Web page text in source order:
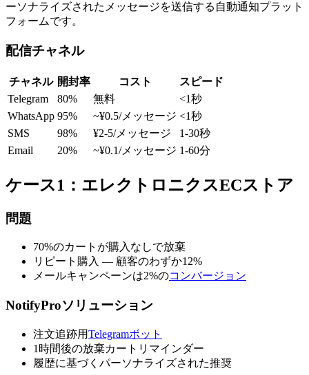
ーソナライズされたメッセージを送信する自動通知プラット
フォームです。
配信チャネル
チャネル 開封率 コスト
スピード
Telegram
80% 無料
<1秒
WhatsApp 95% ~¥0.5/メッセージ <1秒
SMS
98% ¥2-5/メッセージ
1-30秒
Email
20% ~¥0.1/メッセージ 1-60分
ケース1：エレクトロニクスECストア
問題
70%のカートが購入なしで放棄
リピート購入 — 顧客のわずか12%
メールキャンペーンは2%のコンバージョン
NotifyProソリューション
注文追跡用Telegramボット
1時間後の放棄カートリマインダー
履歴に基づくパーソナライズされた推奨